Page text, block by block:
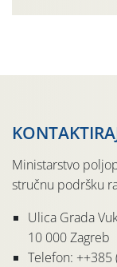
Ministarstvo
stručnu podršku
Ulica Grada
10 000 Zagreb
Telefon: ++385